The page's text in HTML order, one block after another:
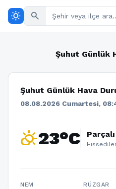
wb_sunny search
Şuhut Günlük
Şuhut Günlük Hava
08.08.2026 Cumartesi,
partly_cloudy_day23°C
NEM RÜZGAR